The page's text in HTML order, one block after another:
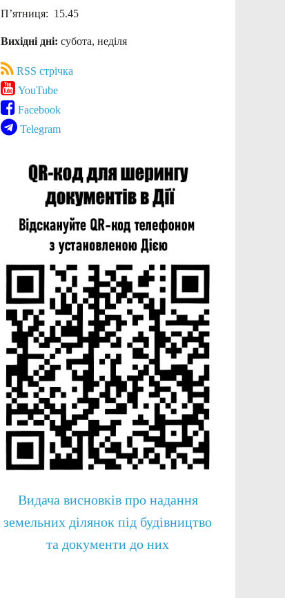
П’ятниця: 15.45
Вихідні дні: субота, неділя
RSS стрічка
YouTube
Facebook
Telegram
Видача висновків про надання
земельних ділянок під будівництво
та документи до них